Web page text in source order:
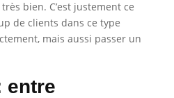
bien. C’est justement ce
de clients dans ce type
mais aussi passer un
entre